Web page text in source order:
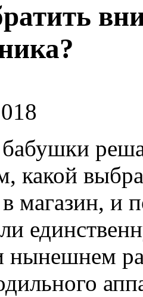
какой
магазин, и